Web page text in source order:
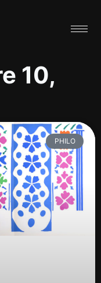
10,
PHILO